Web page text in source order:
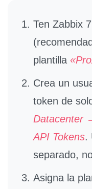
Ten Zabbix
plantilla
Crea un
token de
Datacenter
API Tokens.
separado,
Asigna la